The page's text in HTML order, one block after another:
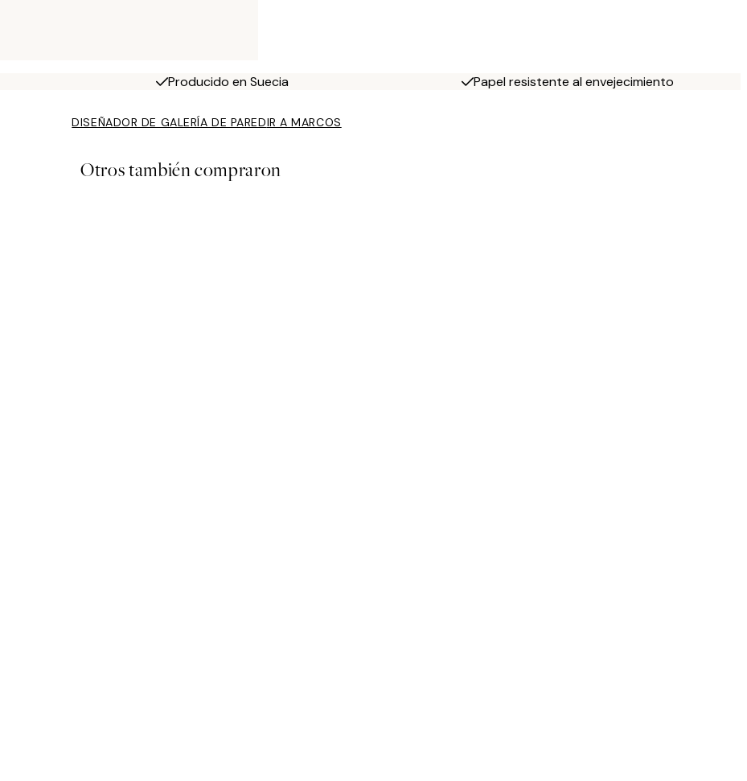
Producido en Suecia Papel resistente al envejecimiento
DISEÑADOR DE GALERÍA DE PAREDIR A MARCOS
Otros también compraron